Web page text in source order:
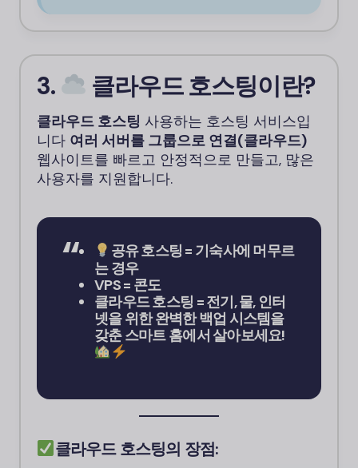
3. 클라우드 호스팅이란?
클라우드 호스팅 사용하는 호스팅 서비스입
니다 여러 서버를 그룹으로 연결(클라우드)
웹사이트를 빠르고 안정적으로 만들고, 많은
사용자를 지원합니다.
공유 호스팅 = 기숙사에 머무르
는 경우
VPS = 콘도
클라우드 호스팅 = 전기, 물, 인터
넷을 위한 완벽한 백업 시스템을
갖춘 스마트 홈에서 살아보세요!
클라우드 호스팅의 장점: